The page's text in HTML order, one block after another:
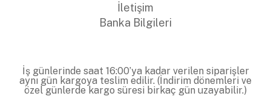
İletişim
Banka Bilgileri
İş günlerinde saat 16:00’ya kadar verilen siparişler
aynı gün kargoya teslim edilir. (İndirim dönemleri ve
özel günlerde kargo süresi birkaç gün uzayabilir.)